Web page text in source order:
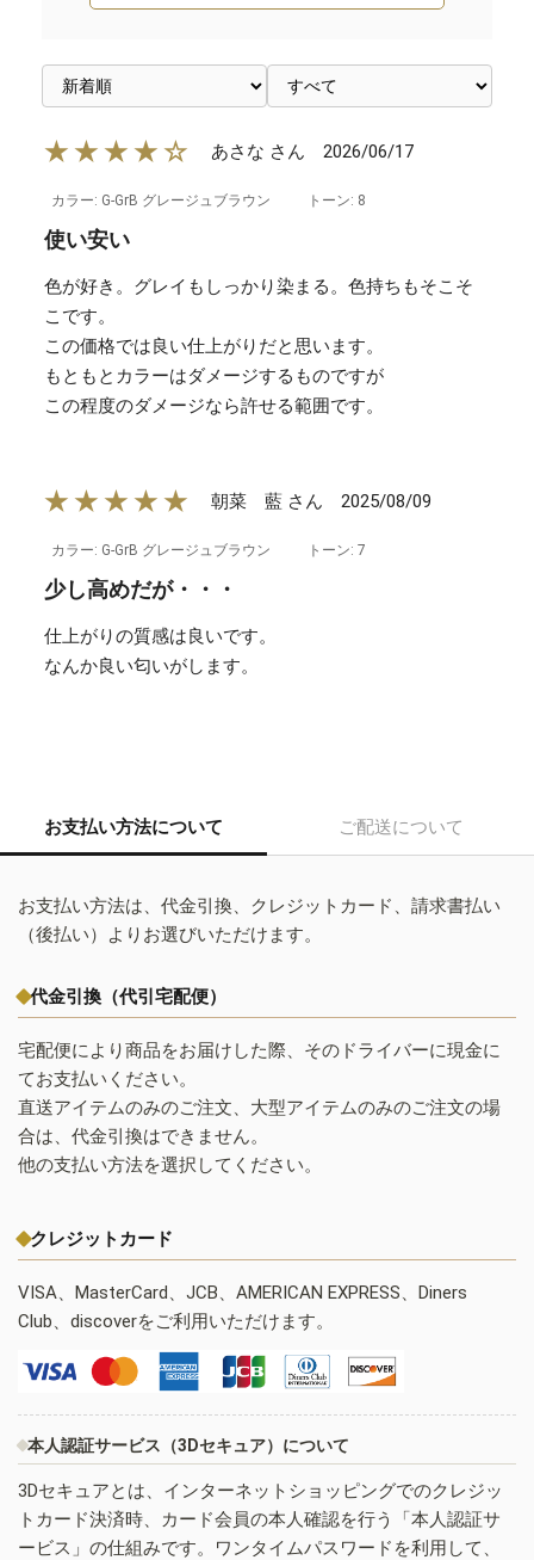
★★★★☆ あさな さん 2026/06/17
カラー: G-GrB グレージュブラウン トーン: 8
使い安い
色が好き。グレイもしっかり染まる。色持ちもそこそ
こです。
この価格では良い仕上がりだと思います。
もともとカラーはダメージするものですが
この程度のダメージなら許せる範囲です。
★★★★★ 朝菜 藍 さん 2025/08/09
カラー: G-GrB グレージュブラウン トーン: 7
少し高めだが・・・
仕上がりの質感は良いです。
なんか良い匂いがします。
お支払い方法について ご配送について
お支払い方法は、代金引換、クレジットカード、請求書払い
（後払い）よりお選びいただけます。
代金引換（代引宅配便）
宅配便により商品をお届けした際、そのドライバーに現金に
てお支払いください。
直送アイテムのみのご注文、大型アイテムのみのご注文の場
合は、代金引換はできません。
他の支払い方法を選択してください。
クレジットカード
VISA、MasterCard、JCB、AMERICAN EXPRESS、Diners
Club、discoverをご利用いただけます。
本人認証サービス（3Dセキュア）について
3Dセキュアとは、インターネットショッピングでのクレジッ
トカード決済時、カード会員の本人確認を行う「本人認証サ
ービス」の仕組みです。ワンタイムパスワードを利用して、